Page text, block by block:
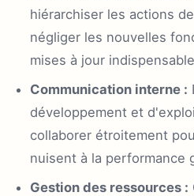
hiérarchiser les actions
négliger les nouvelles
mises à jour
Communication interne :
développement et
collaborer étroitement
nuisent à la performance
Gestion des ressources :